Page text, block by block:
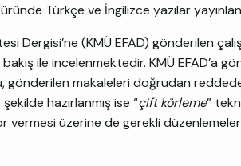
Türkçe ve İngilizce yazılar
Dergisi’ne (KMÜ EFAD) gönderilen
ile incelenmektedir. KMÜ EFAD’a
makaleleri doğrudan
hazırlanmış ise “çift körleme”
vermesi üzerine de gerekli düzenlemeler